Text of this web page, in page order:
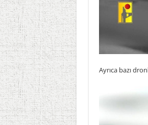
Ayrıca bazı